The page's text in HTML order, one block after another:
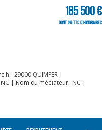
185 500 €
dont 6% TTC d'honoraires
- 29000 QUIMPER |
NC | Nom du médiateur : NC |